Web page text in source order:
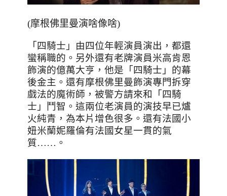
(摩根佛里曼演啥像啥)
「四騎士」由四位年輕演員演出，都還
蠻稱職的。另外還有老牌演員米高肯恩
飾演的億萬大亨，他是「四騎士」的幕
後金主。還有摩根佛里曼飾演專門拆穿
戲法的魔術師，被警方請來和「四騎
士」鬥智。這兩位老演員的演技早已爐
火純青，為本片增色很多。還有法國小
妞米蘭妮羅倫有法國女星一貫的氣
質…… 。